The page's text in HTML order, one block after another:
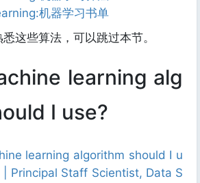
机器学习书单
这些算法，可以跳过本节。
learning alg
I use?
learning algorithm should I u
| Principal Staff Scientist, Data S